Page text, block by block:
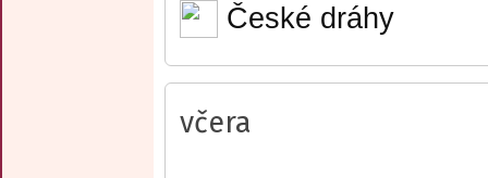
České dráhy
včera